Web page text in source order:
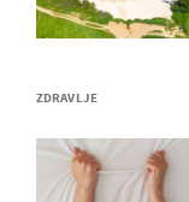
ZDRAVLJE